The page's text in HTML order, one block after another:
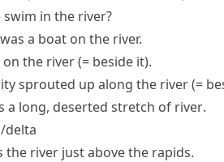
swim in the river?
a boat on the river.
on the river(= beside it).
sprouted up along the river(=
a long, deserted stretch of river.
delta
the river just above the rapids.